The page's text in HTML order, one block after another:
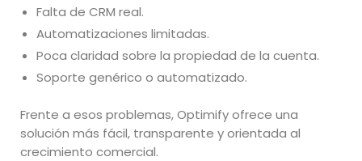
Falta de CRM real.
Automatizaciones limitadas.
Poca claridad sobre la propiedad de la cuenta.
Soporte genérico o automatizado.
Frente a esos problemas, Optimify ofrece una
solución más fácil, transparente y orientada al
crecimiento comercial.